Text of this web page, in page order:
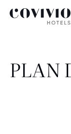
Covivio
PLAN